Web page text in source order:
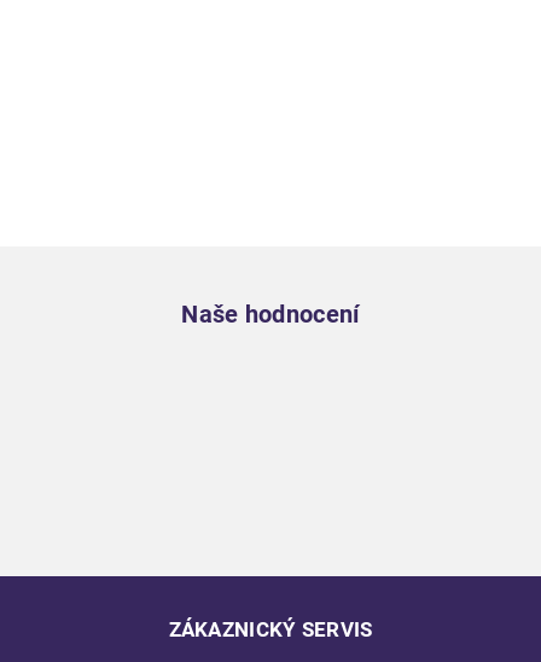
Naše hodnocení
ZÁKAZNICKÝ SERVIS